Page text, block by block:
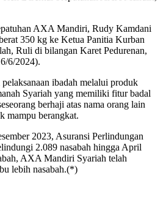
AXA Mandiri, Rudy Kamdani
350 kg ke Ketua Panitia Kurban
Ruli di bilangan Karet Pedurenan,
6/2024).
ibadah melalui produk
Syariah yang memiliki fitur badal
berhaji atas nama orang lain
mampu berangkat.
2023, Asuransi Perlindungan
2.089 nasabah hingga April
AXA Mandiri Syariah telah
lebih nasabah.(*)